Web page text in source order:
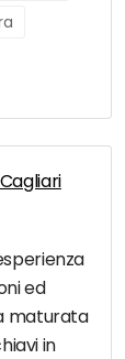
ed
maturata
in